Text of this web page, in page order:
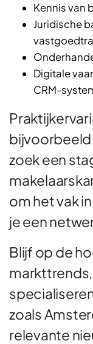
Kennis van
Juridische
Digitale
CRM-
zoek een
om het vak
je een
Blijf op de
markttrends,
zoals
relevante